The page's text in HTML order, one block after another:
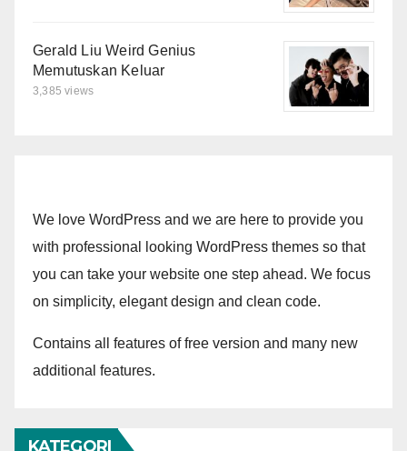
Gerald Liu Weird Genius
Memutuskan Keluar
3,385 views
We love WordPress and we are here to provide you
with professional looking WordPress themes so that
you can take your website one step ahead. We focus
on simplicity, elegant design and clean code.
Contains all features of free version and many new
additional features.
KATEGORI